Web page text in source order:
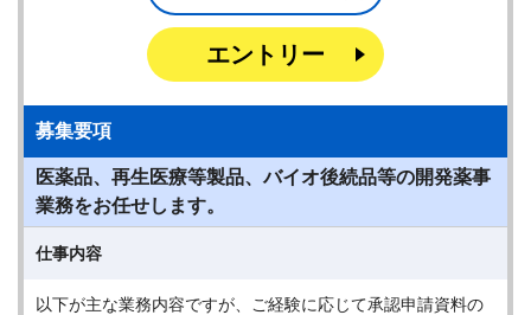
エントリー
募集要項
医薬品、再生医療等製品、バイオ後続品等の開発薬事
業務をお任せします。
仕事内容
以下が主な業務内容ですが、ご経験に応じて承認申請資料の